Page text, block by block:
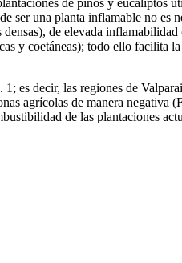
ser una planta inflamable no
de elevada
y coetáneas); todo ello facilita
es decir, las regiones de
agrícolas de manera negativa
de las plantaciones